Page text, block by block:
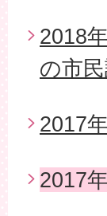
2018
の市
2017
2017